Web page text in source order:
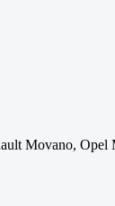
Movano, Opel